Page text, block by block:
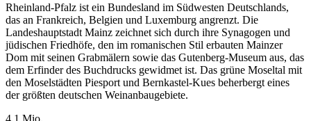
Rheinland-Pfalz ist ein Bundesland im Südwesten Deutschlands,
das an Frankreich, Belgien und Luxemburg angrenzt. Die
Landeshauptstadt Mainz zeichnet sich durch ihre Synagogen und
jüdischen Friedhöfe, den im romanischen Stil erbauten Mainzer
Dom mit seinen Grabmälern sowie das Gutenberg-Museum aus, das
dem Erfinder des Buchdrucks gewidmet ist. Das grüne Moseltal mit
den Moselstädten Piesport und Bernkastel-Kues beherbergt eines
der größten deutschen Weinanbaugebiete.
4,1 Mio.